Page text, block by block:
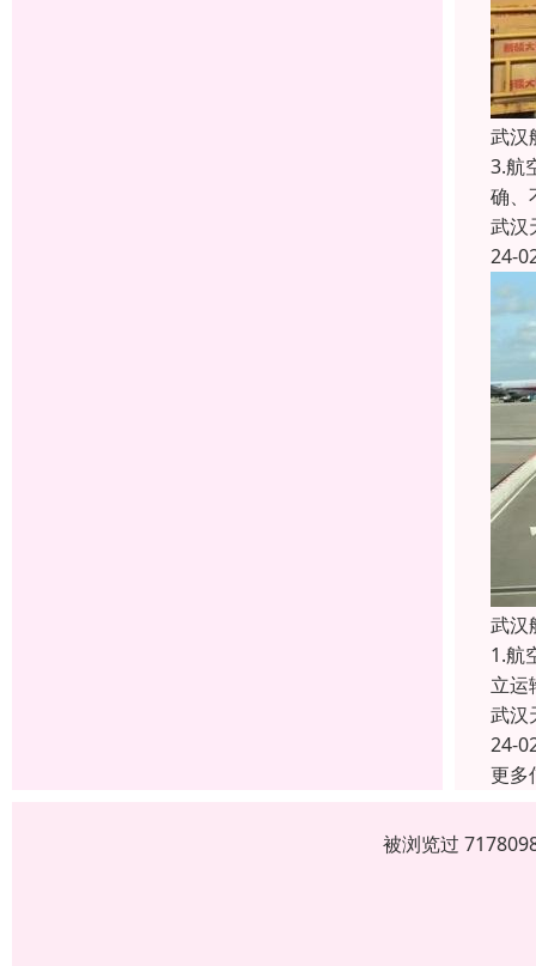
武汉
3.航
确、
武汉
24-
武汉
1.航
立运
武汉
24-
更多
被浏览过